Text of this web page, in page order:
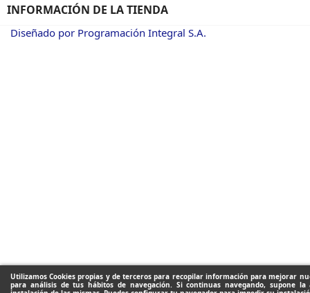
Utilizamos Cookies propias y de terceros para recopilar información para mejorar
para análisis de tus hábitos de navegación. Si continuas navegando, supone la
INFORMACIÓN DE LA TIENDA
Diseñado por Programación Integral S.A.